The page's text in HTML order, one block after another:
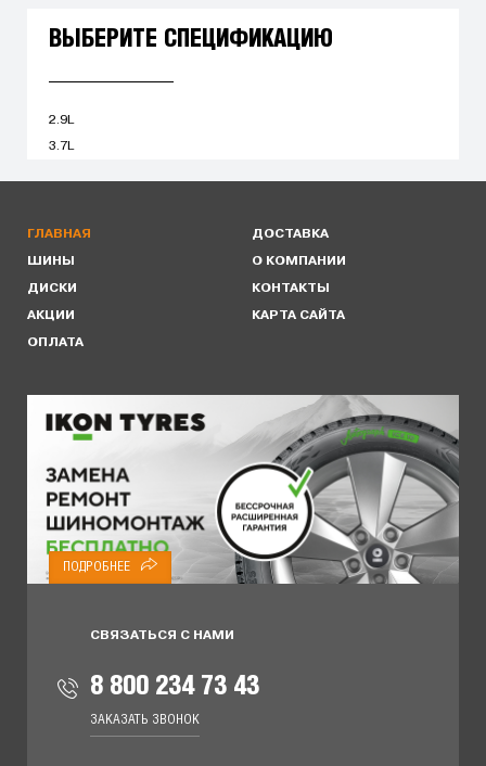
ВЫБЕРИТЕ СПЕЦИФИКАЦИЮ
2.9L
3.7L
ГЛАВНАЯ
ШИНЫ
ДИСКИ
АКЦИИ
ОПЛАТА
ДОСТАВКА
О КОМПАНИИ
КОНТАКТЫ
КАРТА САЙТА
ПОДРОБНЕЕ
СВЯЗАТЬСЯ С НАМИ
8 800 234 73 43
ЗАКАЗАТЬ ЗВОНОК